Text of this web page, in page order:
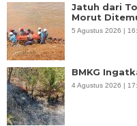
Jatuh dari
Morut
5 Agustus 2026 |
BMKG
4 Agustus 2026 |